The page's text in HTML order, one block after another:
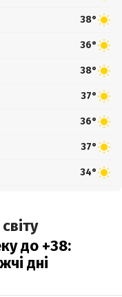
38°
36°
38°
37°
36°
37°
34°
до +38:
дні